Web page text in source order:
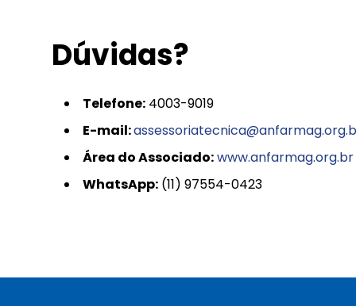
Dúvidas?
Telefone: 4003-9019
E-mail:
Área do Associado:www.anfarmag.org.br
WhatsApp: (11) 97554-0423